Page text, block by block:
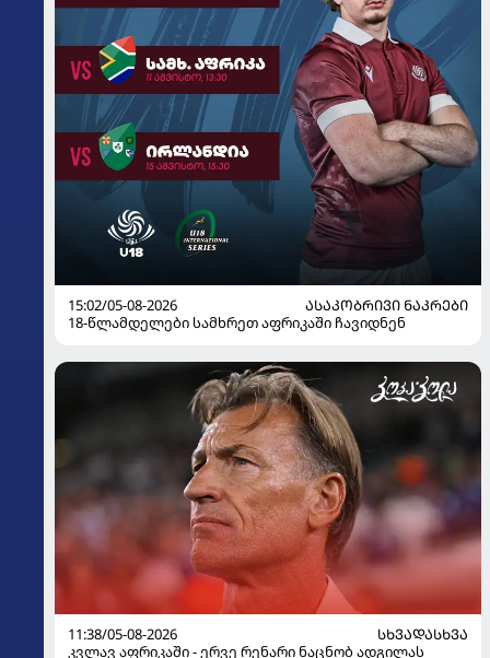
15:02/05-08-2026
ᲐᲡᲐᲙᲝᲑᲠᲘᲕᲘ ᲜᲐᲙᲠᲔᲑᲘ
18-წლამდელები სამხრეთ აფრიკაში ჩავიდნენ
11:38/05-08-2026
ᲡᲮᲕᲐᲓᲐᲡᲮᲕᲐ
კვლავ აფრიკაში - ერვე რენარი ნაცნობ ადგილას